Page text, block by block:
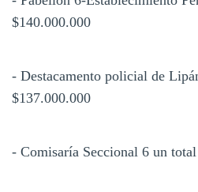
$140.000.000
- Destacamento policial de
$137.000.000
- Comisaría Seccional 6 un